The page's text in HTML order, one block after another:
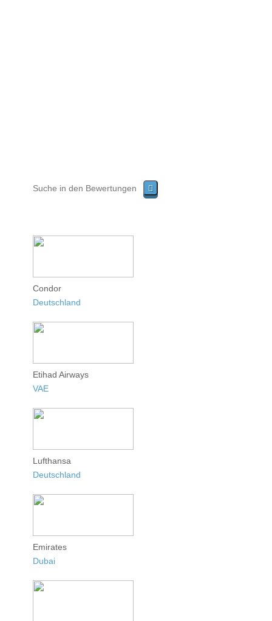
Condor
Deutschland
Etihad Airways
VAE
Lufthansa
Deutschland
Emirates
Dubai